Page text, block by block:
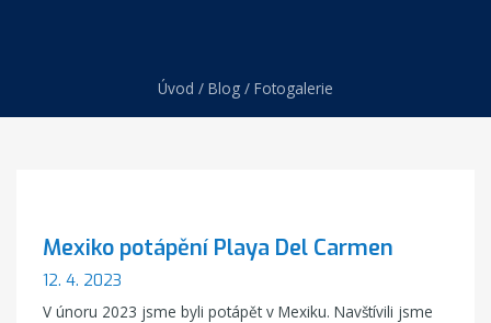
Úvod / Blog / Fotogalerie
Mexiko potápění Playa Del Carmen
12. 4. 2023
V únoru 2023 jsme byli potápět v Mexiku. Navštívili jsme